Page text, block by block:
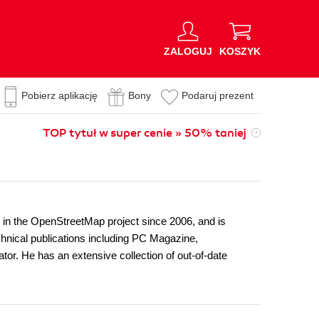
ZALOGUJ KOSZYK
Pobierz aplikację Bony Podaruj prezent
TOP tytuł w super cenie » 50% taniej
the OpenStreetMap project since 2006, and is
publications including PC Magazine,
He has an extensive collection of out-of-date